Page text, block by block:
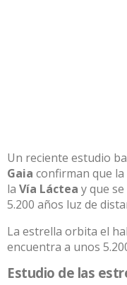
Un reciente estudio
Gaia confirman que
la Vía Láctea y que
5.200 años luz de
La estrella orbita el
encuentra a unos
Estudio de las